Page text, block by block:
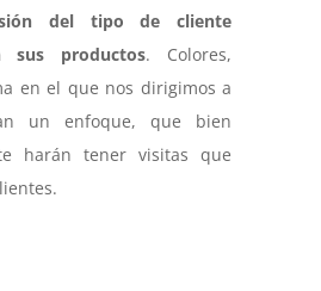
del tipo de cliente
sus productos. Colores,
en el que nos dirigimos a
un enfoque, que bien
harán tener visitas que